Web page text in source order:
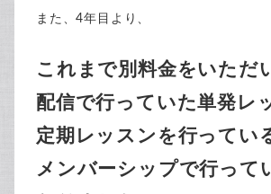
また、4年目より、
これまで別料金をいただ
配信で行っていた単発レ
定期レッスンを行ってい
メンバーシップで行って